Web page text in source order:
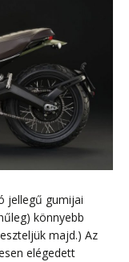
jellegű gumijai
könnyebb
majd.) Az
elégedett